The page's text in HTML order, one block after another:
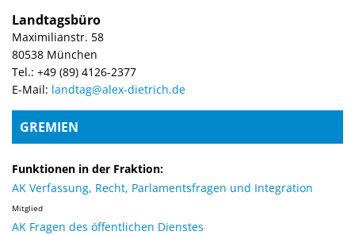
Landtagsbüro
Maximilianstr. 58
80538 München
Tel.: +49 (89) 4126-2377
E-Mail: landtag@alex-dietrich.de
GREMIEN
Funktionen in der Fraktion:
AK Verfassung, Recht, Parlamentsfragen und Integration
Mitglied
AK Fragen des öffentlichen Dienstes